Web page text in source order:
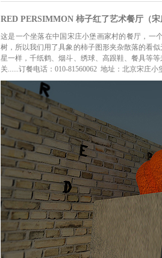
RED PERSIMMON 柿子红了艺术餐厅（宋
这是一个坐落在中国宋庄小堡画家村的餐厅，一
树，所以我们用了具象的柿子图形夹杂散落的看
星一样，千纸鹤、烟斗、绣球、高跟鞋、餐具等
关......订餐电话：010-81560062 地址：北京宋庄